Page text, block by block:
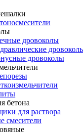
дровоколы
дровоколы
бетона
для раствора
смесители